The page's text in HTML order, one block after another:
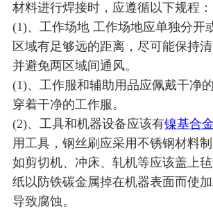
材料进行焊接时，应遵循以下规程：
(1)、工作场地 工作场地应单独分开
区域有足够远的距离，尽可能保持
并避免两区域间通风。
(1)、工作服和辅助用品应佩戴干净
穿着干净的工作服。
(2)、工具和机器设备应该有镍基合
用工具，钢丝刷应采用不锈钢材料
如剪切机、冲床、轧机等应该盖上
纸以防铁碳金属掉在机器表面而使加
导致腐蚀。